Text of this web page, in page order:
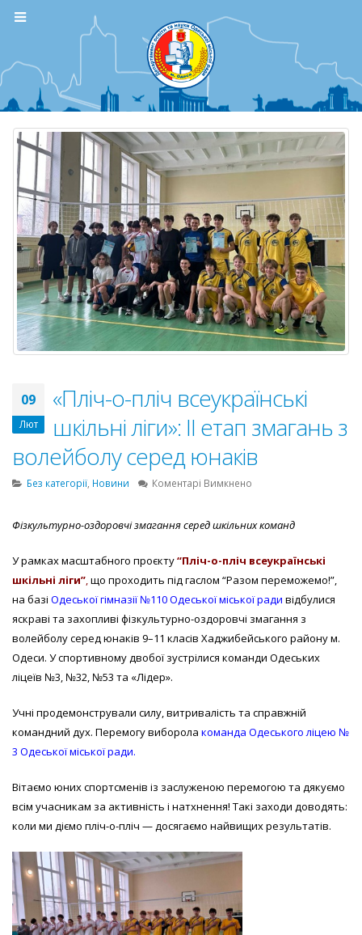
09
Лют
«Пліч-о-пліч всеукраїнські
шкільні ліги»: IІ етап змагань з
волейболу серед юнаків
Без категорії, Новини Коментарі Вимкнено
пліч
шкільні
ліги»:
IІ
змагань
з
волейболу
Фізкультурно-оздоровчізмагання серед шкільних команд
У рамках масштабного проєкту“Пліч-о-пліч всеукраїнські
шкільні ліги”,що проходить під гаслом “Разом переможемо!”,
на базі Одеської гімназії №110 Одеської міської ради відбулися
яскраві та захопливі фізкультурно-оздоровчі змагання з
волейболу серед юнаків 9–11 класів Хаджибейського району м.
Одеси. У спортивному двобої зустрілися команди Одеських
ліцеїв №3, №32, №53 та «Лідер».
Учні продемонстрували силу, витривалість та справжній
командний дух. Перемогу виборола команда Одеського ліцею №
3 Одеської міської ради.
Вітаємо юних спортсменів із заслуженою перемогою та дякуємо
всім учасникам за активність і натхнення! Такі заходи доводять:
коли ми діємо пліч-о-пліч — досягаємо найвищих результатів.